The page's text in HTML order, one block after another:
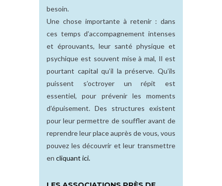
besoin.
Une chose importante à retenir : dans
ces temps d’accompagnement intenses
et éprouvants, leur santé physique et
psychique est souvent mise à mal, Il est
pourtant capital qu’il la préserve. Qu’ils
puissent s’octroyer un répit est
essentiel, pour prévenir les moments
d’épuisement. Des structures existent
pour leur permettre de souffler avant de
reprendre leur place auprès de vous, vous
pouvez les découvrir et leur transmettre
en cliquant ici.